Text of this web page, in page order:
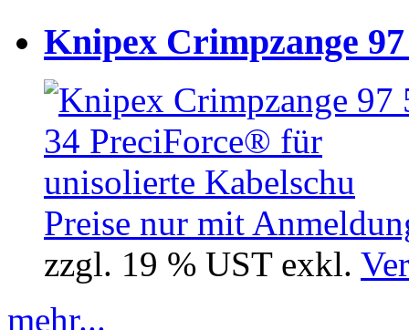
Knipex Crimpzange 97
Preise nur mit
zzgl. 19 % UST exkl.
mehr...